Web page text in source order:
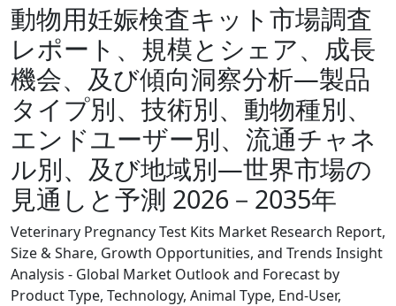
動物用妊娠検査キット市場調査
レポート、規模とシェア、成長
機会、及び傾向洞察分析―製品
タイプ別、技術別、動物種別、
エンドユーザー別、流通チャネ
ル別、及び地域別―世界市場の
見通しと予測 2026－2035年
Veterinary Pregnancy Test Kits Market Research Report,
Size & Share, Growth Opportunities, and Trends Insight
Analysis - Global Market Outlook and Forecast by
Product Type, Technology, Animal Type, End-User,